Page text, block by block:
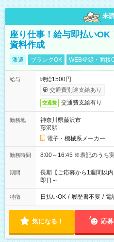
未
座り仕事！給与即払いOK
資料作成
派遣 ブランクOK WEB登録・面接
給与
時給1500円
交通費別途支給あり
交通費 交通費支給有り
勤務地
神奈川県藤沢市
藤沢駅
電子・機械系メーカー
勤務時間 8:00～16:45 ※表記
期間
長期【ご応募から1週間以
即日～
特徴 日払いOK / 履歴書不要 / 電
気になる！ 応